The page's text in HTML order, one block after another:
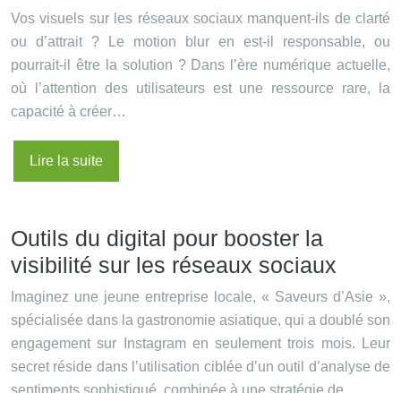
Vos visuels sur les réseaux sociaux manquent-ils de clarté
ou d’attrait ? Le motion blur en est-il responsable, ou
pourrait-il être la solution ? Dans l’ère numérique actuelle,
où l’attention des utilisateurs est une ressource rare, la
capacité à créer…
Lire la suite
Outils du digital pour booster la
visibilité sur les réseaux sociaux
Imaginez une jeune entreprise locale, « Saveurs d’Asie »,
spécialisée dans la gastronomie asiatique, qui a doublé son
engagement sur Instagram en seulement trois mois. Leur
secret réside dans l’utilisation ciblée d’un outil d’analyse de
sentiments sophistiqué, combinée à une stratégie de…